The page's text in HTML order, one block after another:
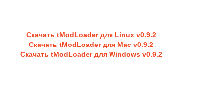
Скачать tModLoader для Linux v0.9.2
Скачать tModLoader для Mac v0.9.2
Скачать tModLoader для Windows v0.9.2